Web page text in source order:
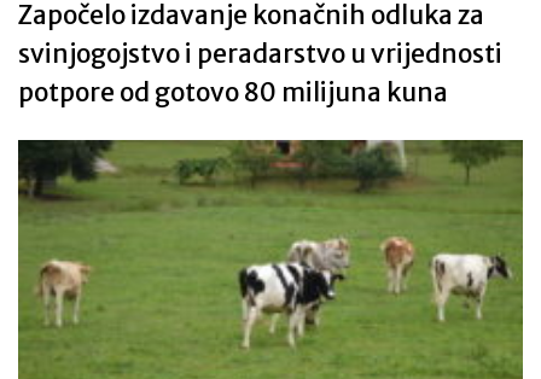
Započelo izdavanje konačnih odluka za
svinjogojstvo i peradarstvo u vrijednosti
potpore od gotovo 80 milijuna kuna